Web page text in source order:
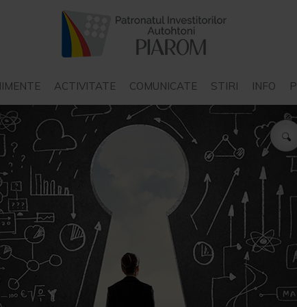
ACTIVITATE COMUNICATE
COMUNICATE PIAROM
COMUNICATE ALE ALTOR
ORGANIZATII
COMUNICATE ALE
INSTITUTIILOR DE STAT
STIRI
STIRI
STIRI
INFO